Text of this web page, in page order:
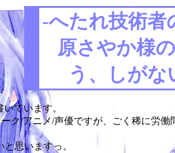
-へたれ技術者
原さやか様
う、しがな
ています。
ク/アニメ/声優ですが、ごく稀に労働
思いますっ。